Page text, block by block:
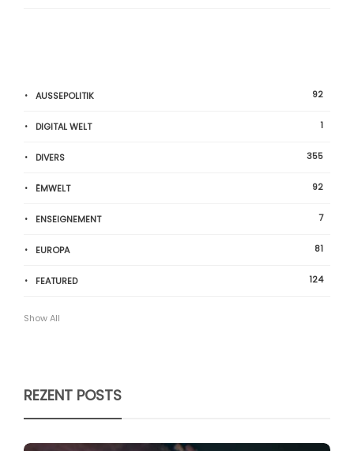
AUSSEPOLITIK 92
DIGITAL WELT 1
DIVERS 355
ËMWELT 92
ENSEIGNEMENT 7
EUROPA 81
FEATURED 124
Show All
REZENT POSTS